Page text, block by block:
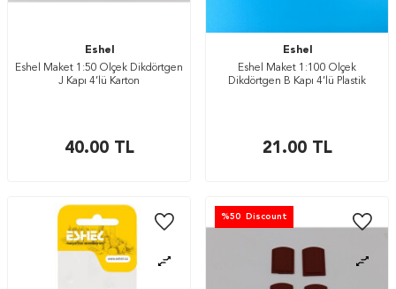
Eshel
Eshel Maket 1:50 Ölçek Dikdörtgen
J Kapı 4’lü Karton
40.00TL
Eshel
Eshel Maket 1:100 Ölçek
Dikdörtgen B Kapı 4’lü Plastik
21.00TL
%50 Discount